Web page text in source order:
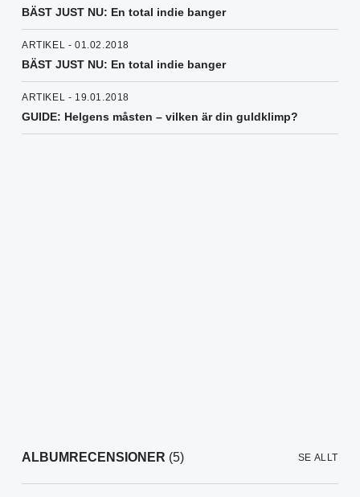
BÄST JUST NU: En total indie banger
ARTIKEL - 01.02.2018
BÄST JUST NU: En total indie banger
ARTIKEL - 19.01.2018
GUIDE: Helgens måsten – vilken är din guldklimp?
ALBUMRECENSIONER (5) SE ALLT